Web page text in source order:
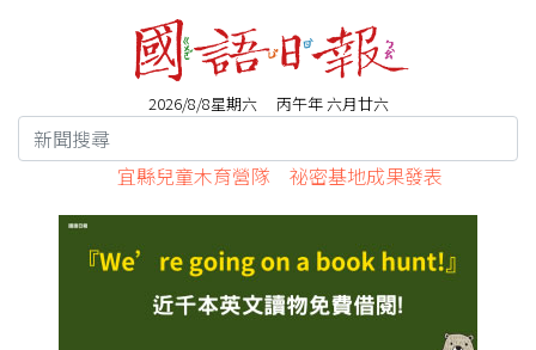
2026/8/8星期六 丙午年 六月廿六
宜縣兒童木育營隊 祕密基地成果發表